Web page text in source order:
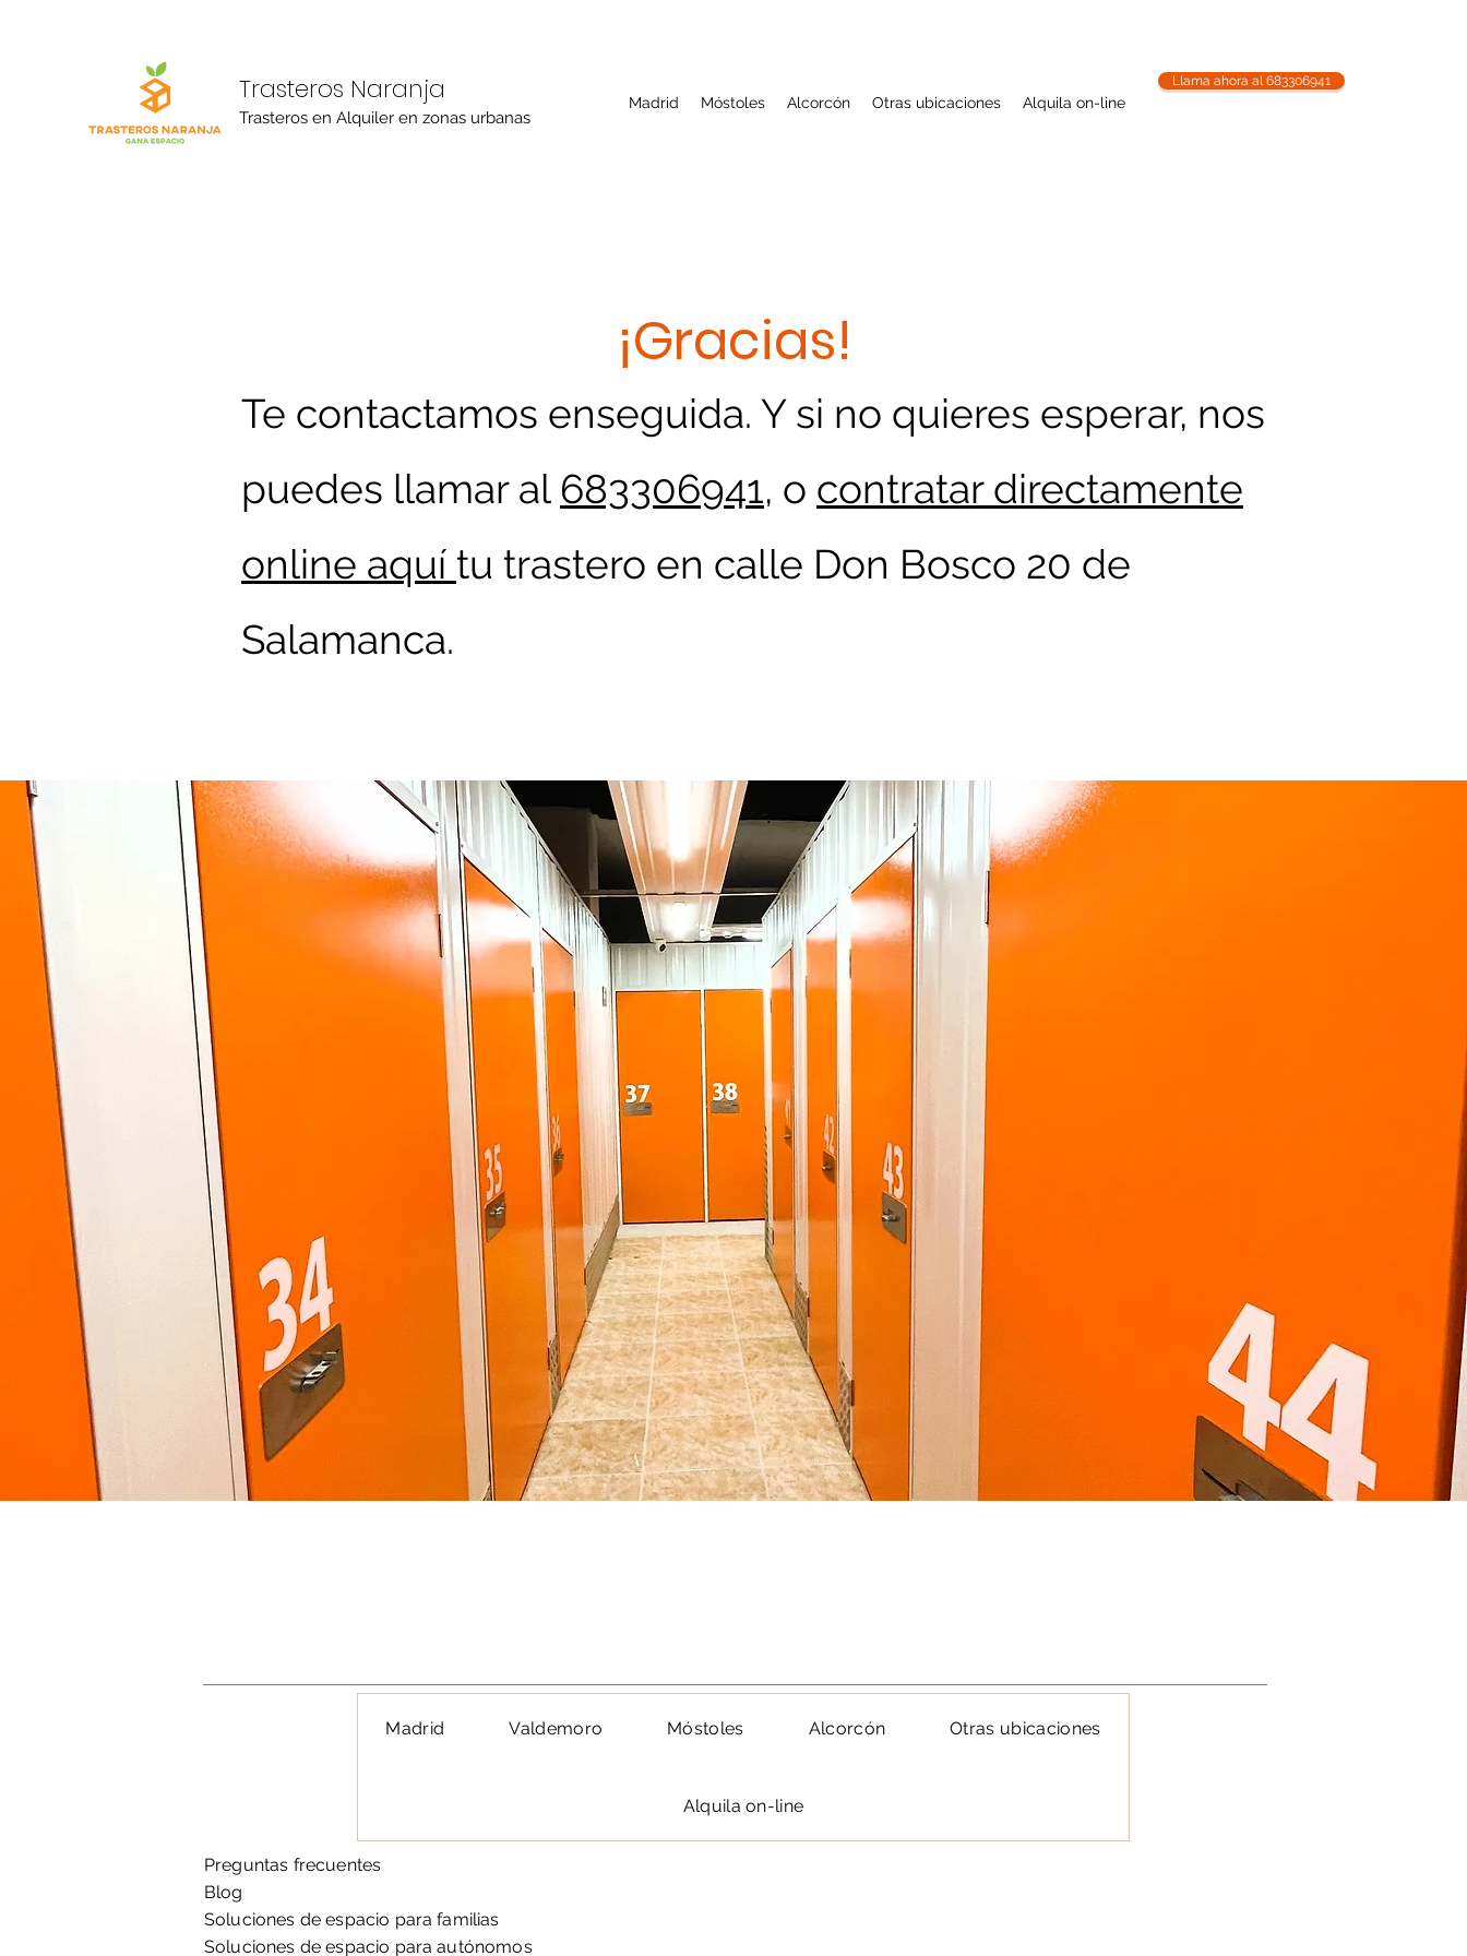
Trasteros Naranja
Trasteros en Alquiler en zonas urbanas
Madrid Móstoles Alcorcón Otras ubicaciones Alquila on-line
Llama ahora al 683306941
¡Gracias!
Te contactamos enseguida. Y si no quieres esperar, nos
puedes llamar al 683306941, o contratar directamente
online aquí tu trastero en calle Don Bosco 20 de
Salamanca.
Madrid Valdemoro Móstoles Alcorcón Otras ubicaciones
Alquila on-line
Preguntas frecuentes
Blog
Soluciones de espacio para familias
Soluciones de espacio para autónomos